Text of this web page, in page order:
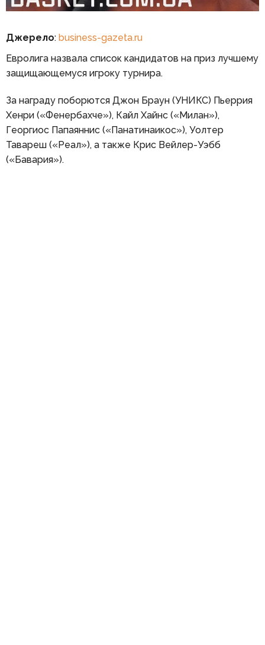
Джерело: business-gazeta.ru
Евролига назвала список кандидатов на приз лучшему
защищающемуся игроку турнира.
За награду поборются Джон Браун (УНИКС) Пьеррия
Хенри («Фенербахче»), Кайл Хайнс («Милан»),
Георгиос Папаяннис («Панатинаикос»), Уолтер
Тавареш («Реал»), а также Крис Вейлер-Уэбб
(«Бавария»).